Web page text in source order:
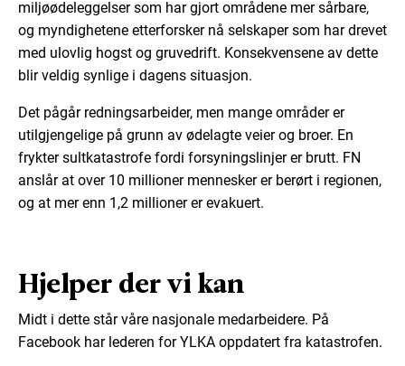
miljøødeleggelser som har gjort områdene mer sårbare,
og myndighetene etterforsker nå selskaper som har drevet
med ulovlig hogst og gruvedrift. Konsekvensene av dette
blir veldig synlige i dagens situasjon.
Det pågår redningsarbeider, men mange områder er
utilgjengelige på grunn av ødelagte veier og broer. En
frykter sultkatastrofe fordi forsyningslinjer er brutt. FN
anslår at over 10 millioner mennesker er berørt i regionen,
og at mer enn 1,2 millioner er evakuert.
Hjelper der vi kan
Midt i dette står våre nasjonale medarbeidere. På
Facebook har lederen for YLKA oppdatert fra katastrofen.